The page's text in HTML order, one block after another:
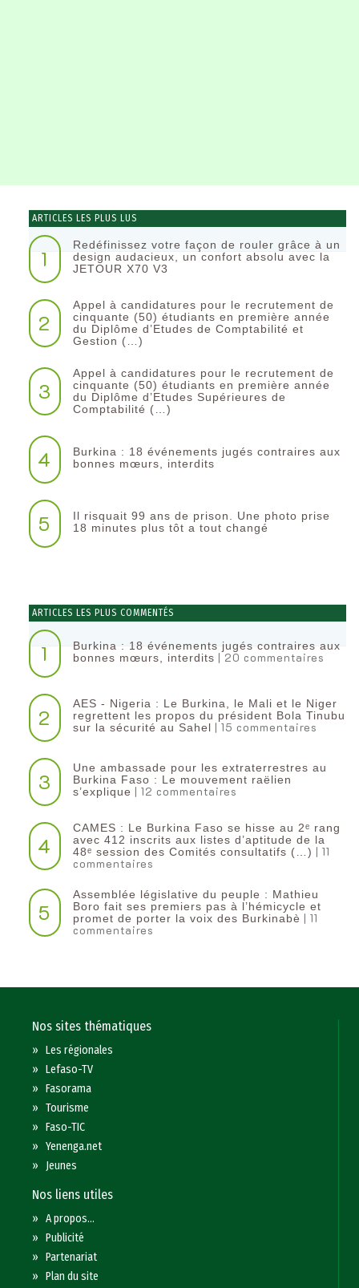
ARTICLES LES PLUS LUS
1
Redéfinissez votre façon de rouler grâce à un
design audacieux, un confort absolu avec la
JETOUR X70 V3
2
Appel à candidatures pour le recrutement de
cinquante (50) étudiants en première année
du Diplôme d’Etudes de Comptabilité et
Gestion (…)
3
Appel à candidatures pour le recrutement de
cinquante (50) étudiants en première année
du Diplôme d’Etudes Supérieures de
Comptabilité (…)
4
Burkina : 18 événements jugés contraires aux
bonnes mœurs, interdits
5
Il risquait 99 ans de prison. Une photo prise
18 minutes plus tôt a tout changé
ARTICLES LES PLUS COMMENTÉS
1
Burkina : 18 événements jugés contraires aux
bonnes mœurs, interdits | 20 commentaires
2
AES - Nigeria : Le Burkina, le Mali et le Niger
regrettent les propos du président Bola Tinubu
sur la sécurité au Sahel | 15 commentaires
3
Une ambassade pour les extraterrestres au
Burkina Faso : Le mouvement raëlien
s’explique | 12 commentaires
4
CAMES : Le Burkina Faso se hisse au 2ᵉ rang
avec 412 inscrits aux listes d’aptitude de la
48ᵉ session des Comités consultatifs (…) | 11
commentaires
5
Assemblée législative du peuple : Mathieu
Boro fait ses premiers pas à l’hémicycle et
promet de porter la voix des Burkinabè | 11
commentaires
Nos sites thématiques
»Les régionales
»Lefaso-TV
»Fasorama
»Tourisme
»Faso-TIC
»Yenenga.net
» Jeunes
Nos liens utiles
»A propos...
»Publicité
»Partenariat
»Plan du site